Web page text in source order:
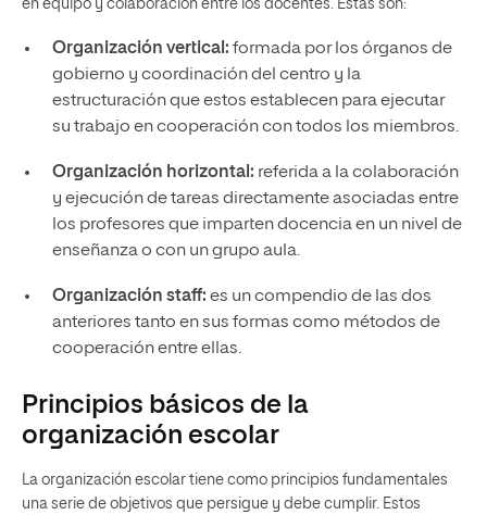
en equipo y colaboración entre los docentes. Estas son:
Organización vertical: formada por los órganos de
gobierno y coordinación del centro y la
estructuración que estos establecen para ejecutar
su trabajo en cooperación con todos los miembros.
Organización horizontal: referida a la colaboración
y ejecución de tareas directamente asociadas entre
los profesores que imparten docencia en un nivel de
enseñanza o con un grupo aula.
Organización staff: es un compendio de las dos
anteriores tanto en sus formas como métodos de
cooperación entre ellas.
Principios básicos de la
organización escolar
La organización escolar tiene como principios fundamentales
una serie de objetivos que persigue y debe cumplir. Estos